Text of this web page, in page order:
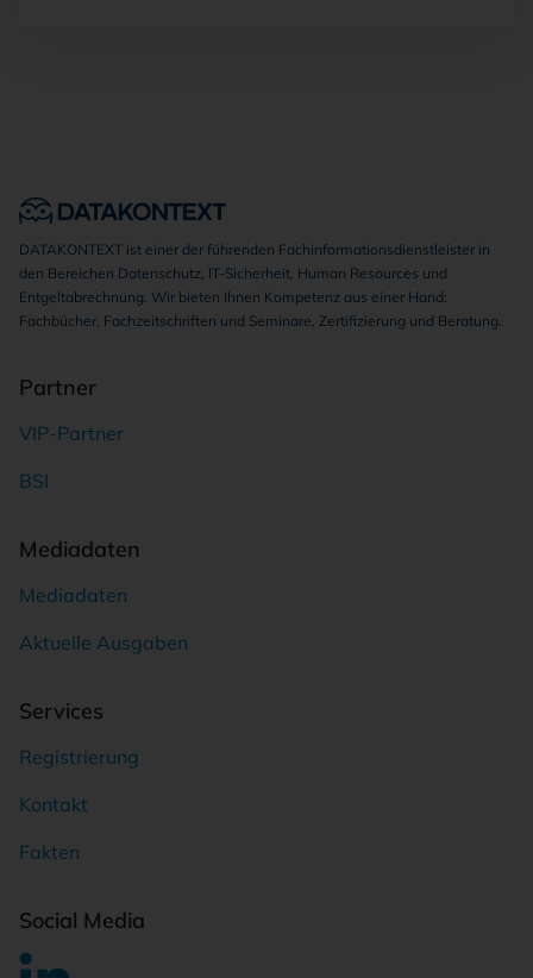
DATAKONTEXT ist einer der führenden Fachinformationsdienstleister in
den Bereichen Datenschutz, IT-Sicherheit, Human Resources und
Entgeltabrechnung. Wir bieten Ihnen Kompetenz aus einer Hand:
Fachbücher, Fachzeitschriften und Seminare, Zertifizierung und Beratung.
Partner
VIP-Partner
BSI
Mediadaten
Mediadaten
Aktuelle Ausgaben
Services
Registrierung
Kontakt
Fakten
Social Media